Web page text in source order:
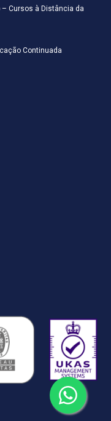
Cursos à Distância da
Continuada